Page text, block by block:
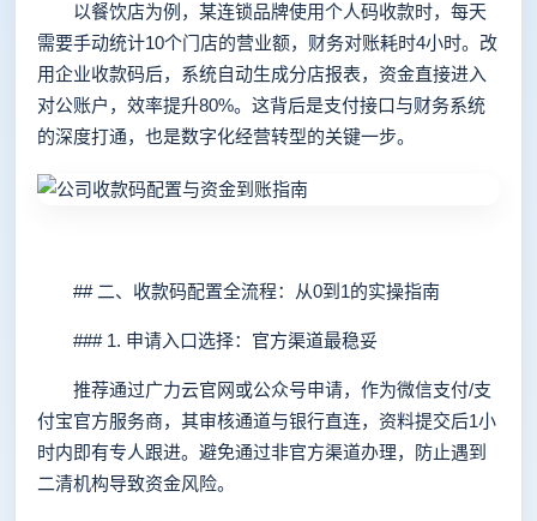
以餐饮店为例，某连锁品牌使用个人码收款时，每天
需要手动统计10个门店的营业额，财务对账耗时4小时。改
用企业收款码后，系统自动生成分店报表，资金直接进入
对公账户，效率提升80%。这背后是支付接口与财务系统
的深度打通，也是数字化经营转型的关键一步。
## 二、收款码配置全流程：从0到1的实操指南
### 1. 申请入口选择：官方渠道最稳妥
推荐通过广力云官网或公众号申请，作为微信支付/支
付宝官方服务商，其审核通道与银行直连，资料提交后1小
时内即有专人跟进。避免通过非官方渠道办理，防止遇到
二清机构导致资金风险。